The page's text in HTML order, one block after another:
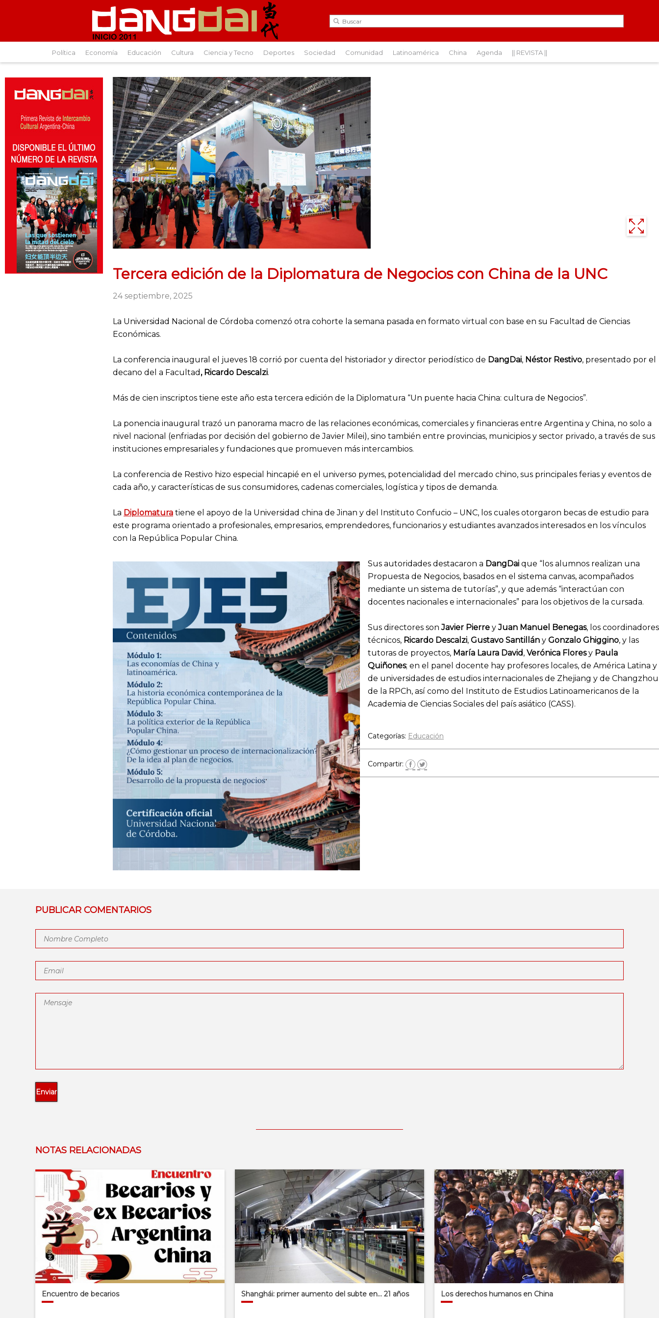
Política Economía Educación Cultura Ciencia y Tecno Deportes Sociedad Comunidad Latinoamérica China Agenda || REVISTA ||
Tercera edición de la Diplomatura de Negocios con China de la UNC
24 septiembre, 2025
La Universidad Nacional de Córdoba comenzó otra cohorte la semana pasada en formato virtual con base en su Facultad de Ciencias
Económicas.
La conferencia inaugural el jueves 18 corrió por cuenta del historiador y director periodístico de DangDai, Néstor Restivo, presentado por el
decano del a Facultad , Ricardo Descalzi.
Más de cien inscriptos tiene este año esta tercera edición de la Diplomatura “Un puente hacia China: cultura de Negocios”.
La ponencia inaugural trazó un panorama macro de las relaciones económicas, comerciales y financieras entre Argentina y China, no solo a
nivel nacional (enfriadas por decisión del gobierno de Javier Milei), sino también entre provincias, municipios y sector privado, a través de sus
instituciones empresariales y fundaciones que promueven más intercambios.
La conferencia de Restivo hizo especial hincapié en el universo pymes, potencialidad del mercado chino, sus principales ferias y eventos de
cada año, y características de sus consumidores, cadenas comerciales, logística y tipos de demanda.
La Diplomatura tiene el apoyo de la Universidad china de Jinan y del Instituto Confucio – UNC, los cuales otorgaron becas de estudio para
este programa orientado a profesionales, empresarios, emprendedores, funcionarios y estudiantes avanzados interesados en los vínculos
con la República Popular China.
Sus autoridades destacaron a DangDai que “los alumnos realizan una
Propuesta de Negocios, basados en el sistema canvas, acompañados
mediante un sistema de tutorías”, y que además “interactúan con
docentes nacionales e internacionales” para los objetivos de la cursada.
Sus directores sonJavier Pierre yJuan Manuel Benegas, los coordinadores
técnicos, Ricardo Descalzi, Gustavo Santillán y Gonzalo Ghiggino, y las
tutoras de proyectos, María Laura David, Verónica Floresy Paula
Quiñones; en el panel docente hay profesores locales, de América Latina y
de universidades de estudios internacionales de Zhejiang y de Changzhou
de la RPCh, así como del Instituto de Estudios Latinoamericanos de la
Academia de Ciencias Sociales del país asiático (CASS).
Categorías: Educación
Compartir:
PUBLICAR COMENTARIOS
NOTAS RELACIONADAS
Encuentro de becarios Shanghái: primer aumento del subte en… 21 años Los derechos humanos en China